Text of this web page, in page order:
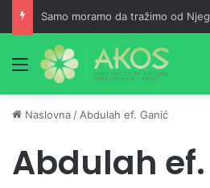
Meni
Naslovna / Abdulah ef. Ganić
Abdulah